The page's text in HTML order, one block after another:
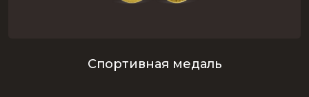
Спортивная медаль